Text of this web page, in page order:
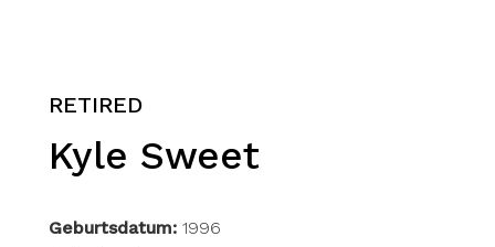
RETIRED
Kyle Sweet
Geburtsdatum:1996